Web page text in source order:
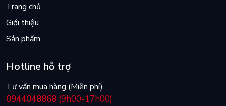
Trang chủ
Giới thiệu
Sản phẩm
Hotline hỗ trợ
Tư vấn mua hàng (Miễn phí)
0944048868 (9h00-17h00)